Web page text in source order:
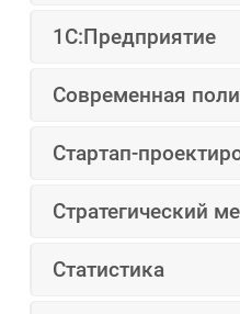
1С:Предприятие
Современная
Стартап-
Стратегический
Статистика